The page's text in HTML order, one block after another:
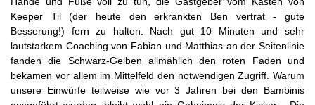
Keeper Til (der heute den erkrankten Ben vertrat - gute
Besserung!) fern zu halten. Nach gut 10 Minuten und sehr
lautstarkem Coaching von Fabian und Matthias an der Seitenlinie
fanden die Schwarz-Gelben allmählich den roten Faden und
bekamen vor allem im Mittelfeld den notwendigen Zugriff. Warum
unsere Einwürfe teilweise wie vor 3 Jahren bei den Bambinis